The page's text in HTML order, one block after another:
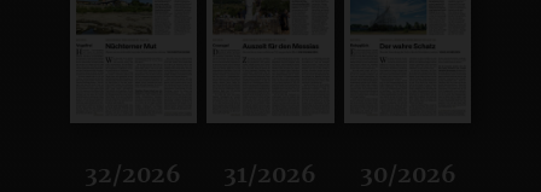
32/2026
31/2026
30/2026